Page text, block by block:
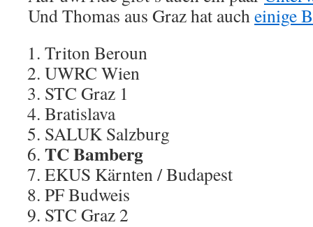
Und Thomas aus Graz hat aucheinige
Triton Beroun
UWRC Wien
STC Graz 1
Bratislava
SALUK Salzburg
TC Bamberg
EKUS Kärnten / Budapest
PF Budweis
STC Graz 2